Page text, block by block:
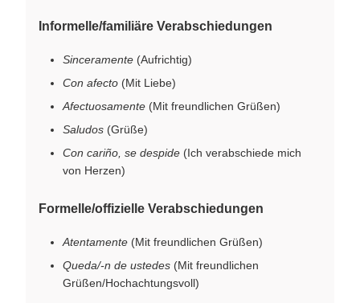
Informelle/familiäre Verabschiedungen
Sinceramente (Aufrichtig)
Con afecto (Mit Liebe)
Afectuosamente (Mit freundlichen Grüßen)
Saludos (Grüße)
Con cariño, se despide (Ich verabschiede mich
von Herzen)
Formelle/offizielle Verabschiedungen
Atentamente (Mit freundlichen Grüßen)
Queda/-n de ustedes (Mit freundlichen
Grüßen/Hochachtungsvoll)